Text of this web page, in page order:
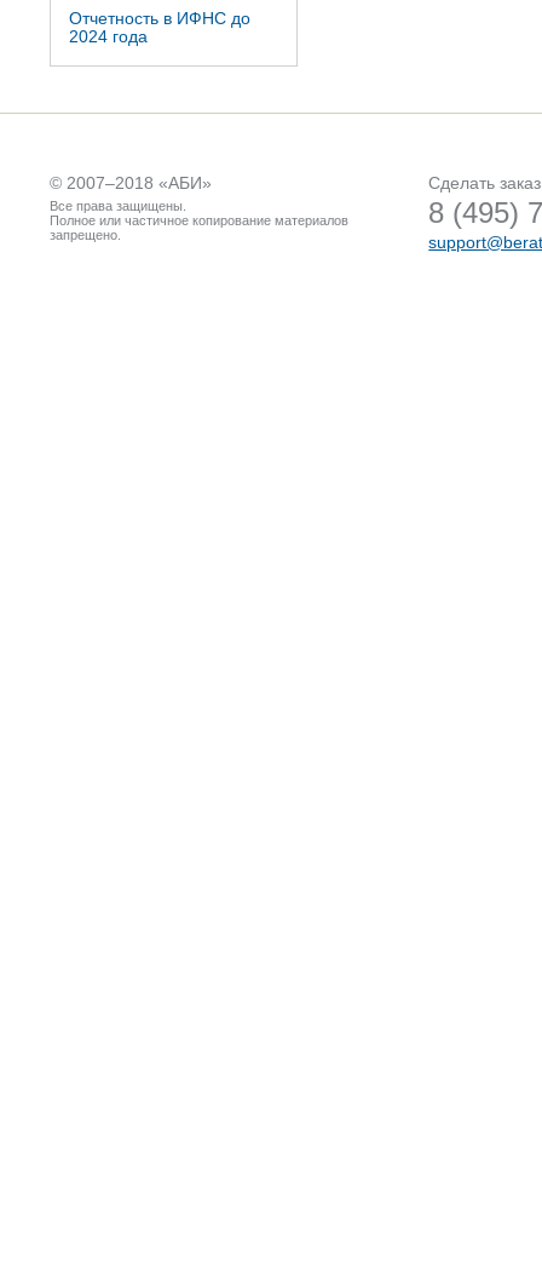
Отчетность в ИФНС до
2024 года
© 2007–2018 «АБИ»
Все права защищены.
Полное или частичное копирование материалов
запрещено.
Сделать
8 (495)